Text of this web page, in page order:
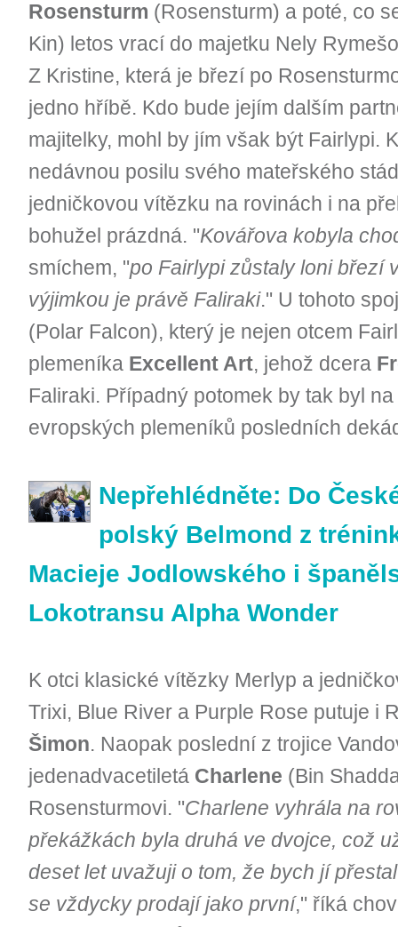
Rosensturm (Rosensturm) a poté, co
Kin) letos vrací do majetku Nely
Z Kristine, která je březí po
jedno hříbě. Kdo bude jejím dalším
majitelky, mohl by jím však být Fairlypi.
nedávnou posilu svého mateřského
jedničkovou vítězku na rovinách i na
bohužel prázdná. "Kovářova kobyla
smíchem, "po Fairlypi zůstaly loni březí
výjimkou je právě Faliraki." U tohoto
(Polar Falcon), který je nejen otcem
plemeníka Excellent Art, jehož dcera
Faliraki. Případný potomek by tak byl
evropských plemeníků posledních
Nepřehlédněte: Do
polský Belmond z
Macieje Jodlowského i
Lokotransu Alpha Wonder
K otci klasické vítězky Merlyp a
Trixi, Blue River a Purple Rose putuje i
Šimon. Naopak poslední z trojice
jedenadvacetiletá Charlene (Bin
Rosensturmovi. "Charlene vyhrála na
překážkách byla druhá ve dvojce, což
deset let uvažuji o tom, že bych jí
se vždycky prodají jako první," říká